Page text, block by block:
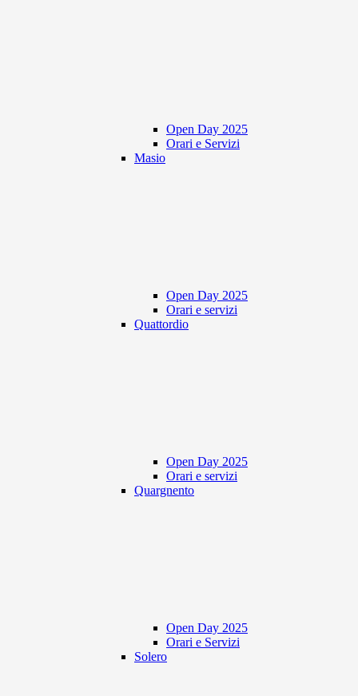
Open Day 2025
Orari e Servizi
Masio
Open Day 2025
Orari e servizi
Quattordio
Open Day 2025
Orari e servizi
Quargnento
Open Day 2025
Orari e Servizi
Solero